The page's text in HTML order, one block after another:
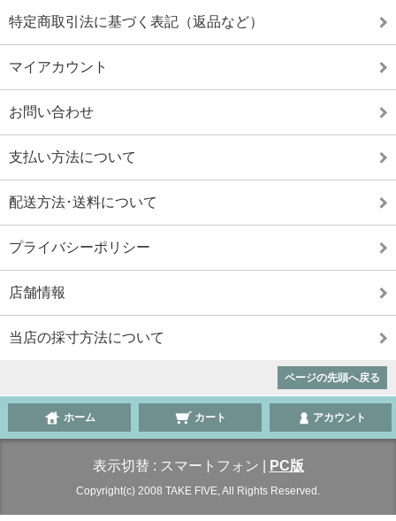
特定商取引法に基づく表記（返品など）
マイアカウント
お問い合わせ
支払い方法について
配送方法･送料について
プライバシーポリシー
店舗情報
当店の採寸方法について
ページの先頭へ戻る
ホーム カート アカウント
表示切替 : スマートフォン PC版
Copyright(c) 2008 TAKE FIVE, All Rights Reserved.